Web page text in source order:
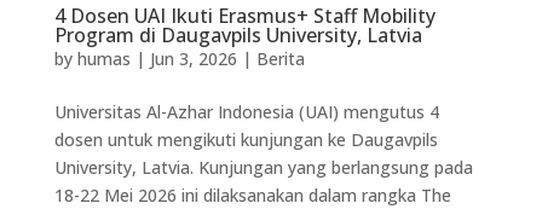
4 Dosen UAI Ikuti Erasmus+ Staff Mobility
Program di Daugavpils University, Latvia
by humas | Jun 3, 2026 | Berita
Universitas Al-Azhar Indonesia (UAI) mengutus 4
dosen untuk mengikuti kunjungan ke Daugavpils
University, Latvia. Kunjungan yang berlangsung pada
18-22 Mei 2026 ini dilaksanakan dalam rangka The